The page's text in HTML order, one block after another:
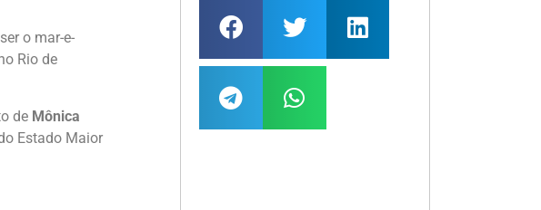
o mar-e-
Rio de
de Mônica
Estado Maior